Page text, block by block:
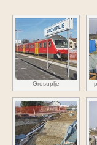
Grosuplje